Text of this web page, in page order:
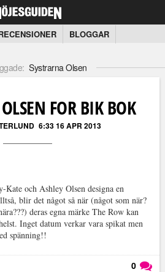
BLOGGAR
Systrarna Olsen
FOR BIK BOK
6:33 16 APR 2013
Kate och Ashley Olsen designa en
blir det något så när (något som när?
deras egna märke The Row kan
Inget datum verkar vara spikat men
spänning!!
0